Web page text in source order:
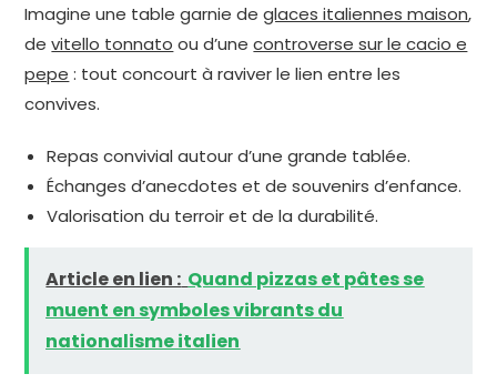
Imagine une table garnie deglaces italiennes maison,
devitello tonnato ou d’unecontroverse sur le cacio e
pepe : tout concourt à raviver le lien entre les
convives.
Repas convivial autour d’une grande tablée.
Échanges d’anecdotes et de souvenirs d’enfance.
Valorisation du terroir et de la durabilité.
Article en lien : Quand pizzas et pâtes se
muent en symboles vibrants du
nationalisme italien